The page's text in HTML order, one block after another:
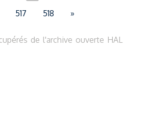
517
518 »
de l'archive ouverte HAL